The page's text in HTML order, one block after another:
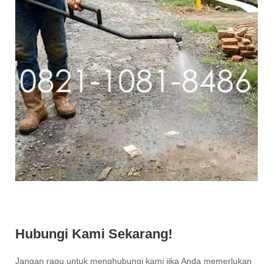
Hubungi Kami Sekarang!
Jangan ragu untuk menghubungi kami jika Anda memerlukan